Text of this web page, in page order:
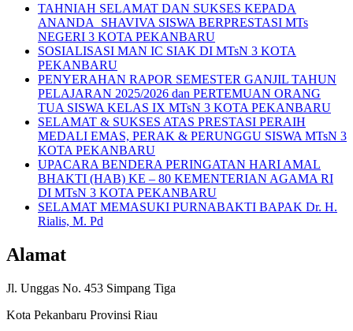
TAHNIAH SELAMAT DAN SUKSES KEPADA
ANANDA SHAVIVA SISWA BERPRESTASI MTs
NEGERI 3 KOTA PEKANBARU
SOSIALISASI MAN IC SIAK DI MTsN 3 KOTA
PEKANBARU
PENYERAHAN RAPOR SEMESTER GANJIL TAHUN
PELAJARAN 2025/2026 dan PERTEMUAN ORANG
TUA SISWA KELAS IX MTsN 3 KOTA PEKANBARU
SELAMAT & SUKSES ATAS PRESTASI PERAIH
MEDALI EMAS, PERAK & PERUNGGU SISWA MTsN 3
KOTA PEKANBARU
UPACARA BENDERA PERINGATAN HARI AMAL
BHAKTI (HAB) KE – 80 KEMENTERIAN AGAMA RI
DI MTsN 3 KOTA PEKANBARU
SELAMAT MEMASUKI PURNABAKTI BAPAK Dr. H.
Rialis, M. Pd
Alamat
Jl. Unggas No. 453 Simpang Tiga
Kota Pekanbaru Provinsi Riau